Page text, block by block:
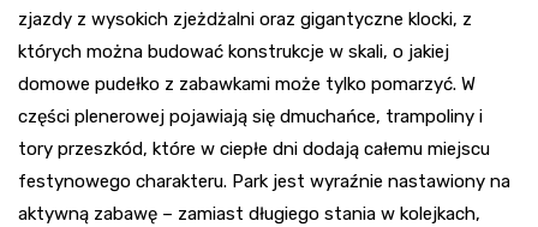
zjazdy z wysokich zjeżdżalni oraz gigantyczne klocki, z
których można budować konstrukcje w skali, o jakiej
domowe pudełko z zabawkami może tylko pomarzyć. W
części plenerowej pojawiają się dmuchańce, trampoliny i
tory przeszkód, które w ciepłe dni dodają całemu miejscu
festynowego charakteru. Park jest wyraźnie nastawiony na
aktywną zabawę – zamiast długiego stania w kolejkach,